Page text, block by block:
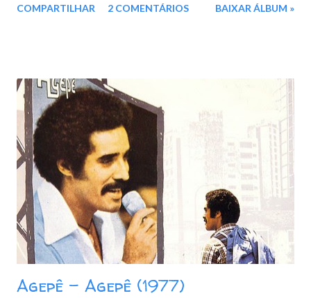
MEGA - IceDrive - Degoo
COMPARTILHAR 2 COMENTÁRIOS BAIXAR ÁLBUM »
Agepê - Agepê (1977)